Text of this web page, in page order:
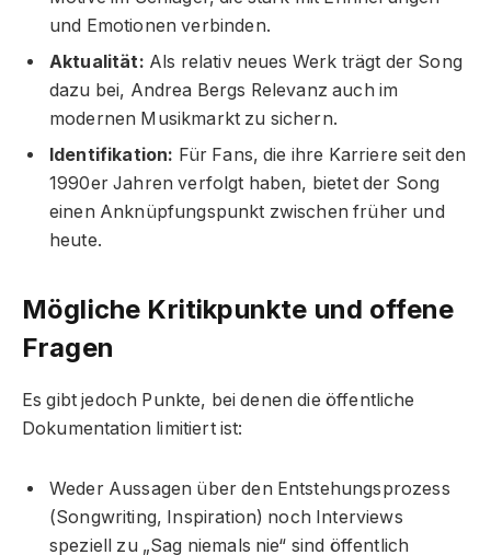
und Emotionen verbinden.
Aktualität: Als relativ neues Werk trägt der Song
dazu bei, Andrea Bergs Relevanz auch im
modernen Musikmarkt zu sichern.
Identifikation: Für Fans, die ihre Karriere seit den
1990er Jahren verfolgt haben, bietet der Song
einen Anknüpfungspunkt zwischen früher und
heute.
Mögliche Kritikpunkte und offene
Fragen
Es gibt jedoch Punkte, bei denen die öffentliche
Dokumentation limitiert ist:
Weder Aussagen über den Entstehungsprozess
(Songwriting, Inspiration) noch Interviews
speziell zu „Sag niemals nie“ sind öffentlich